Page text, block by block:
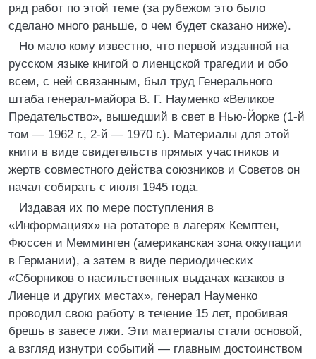
ряд работ по этой теме (за рубежом это было
сделано много раньше, о чем будет сказано ниже).
Но мало кому известно, что первой изданной на
русском языке книгой о лиенцской трагедии и обо
всем, с ней связанным, был труд Генерального
штаба генерал-майора В. Г. Науменко «Великое
Предательство», вышедший в свет в Нью-Йорке (1-й
том — 1962 г., 2-й — 1970 г.). Материалы для этой
книги в виде свидетельств прямых участников и
жертв совместного действа союзников и Советов он
начал собирать с июля 1945 года.
Издавая их по мере поступления в
«Информациях» на ротаторе в лагерях Кемптен,
Фюссен и Мемминген (американская зона оккупации
в Германии), а затем в виде периодических
«Сборников о насильственных выдачах казаков в
Лиенце и других местах», генерал Науменко
проводил свою работу в течение 15 лет, пробивая
брешь в завесе лжи. Эти материалы стали основой,
а взгляд изнутри событий — главным достоинством